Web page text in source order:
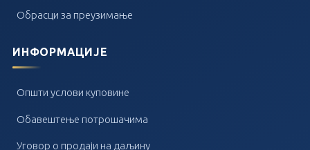
Обрасци за преузимање
ИНФОРМАЦИЈЕ
Општи услови куповине
Обавештење потрошачима
Уговор о продаји на даљину